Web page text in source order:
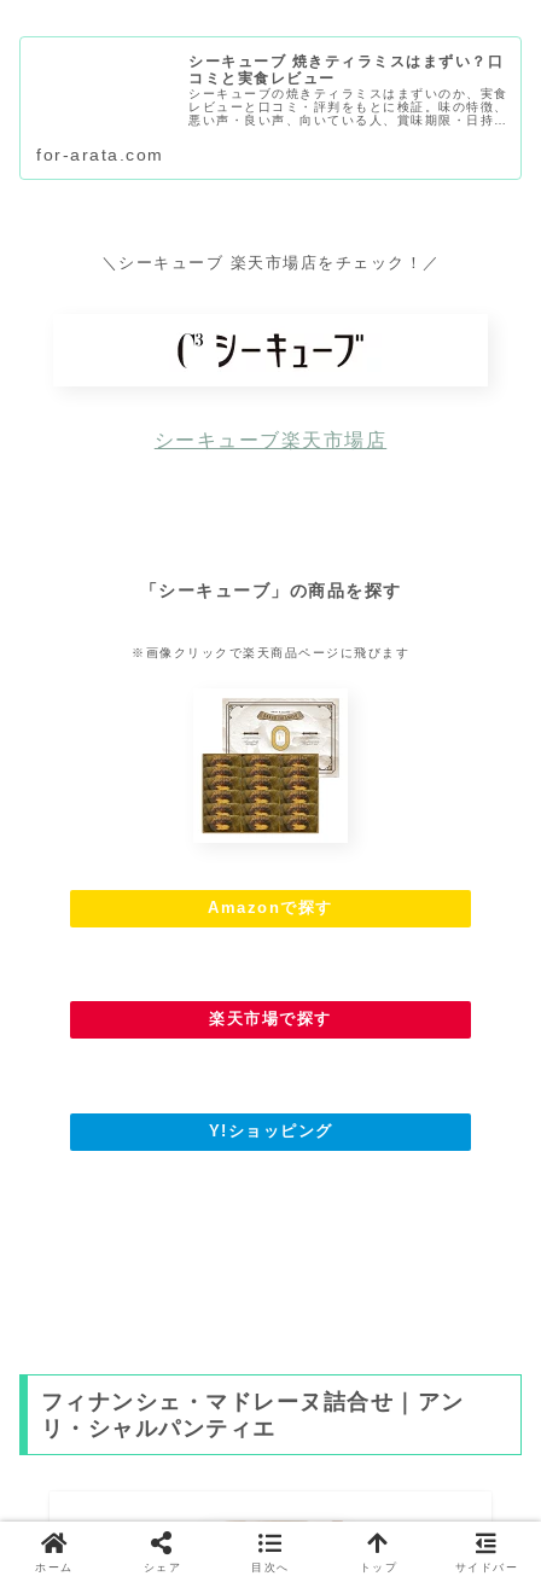
シーキューブ 焼きティラミスはまずい？口
コミと実食レビュー
シーキューブの焼きティラミスはまずいのか、実食
レビューと口コミ・評判をもとに検証。味の特徴、
悪い声・良い声、向いている人、賞味期限・日持
for-arata.com
＼シーキューブ 楽天市場店をチェック！／
シーキューブ楽天市場店
「 シーキューブ 」の商品を探す
※画像クリックで楽天商品ページに飛びます
Amazonで探す
楽天市場で探す
Y!ショッピング
フィナンシェ・マドレーヌ詰合せ｜アン
リ・シャルパンティエ
ホーム シェア 目次へ トップ サイドバー